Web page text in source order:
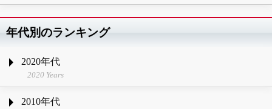
年代別のランキング
2020年代
2020 Years
2010年代